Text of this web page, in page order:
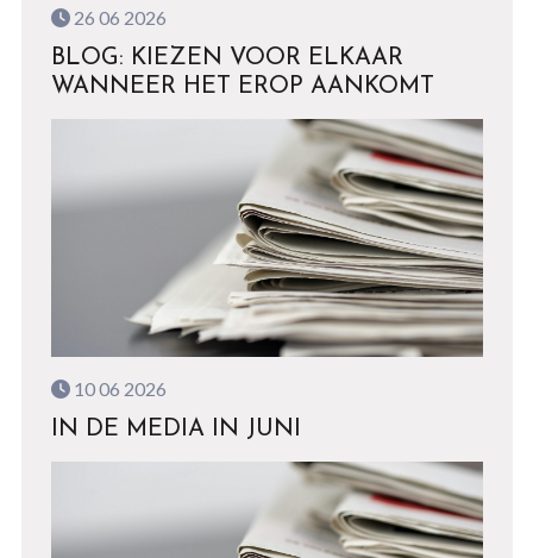
26 06 2026
BLOG: KIEZEN VOOR ELKAAR
WANNEER HET EROP AANKOMT
10 06 2026
IN DE MEDIA IN JUNI